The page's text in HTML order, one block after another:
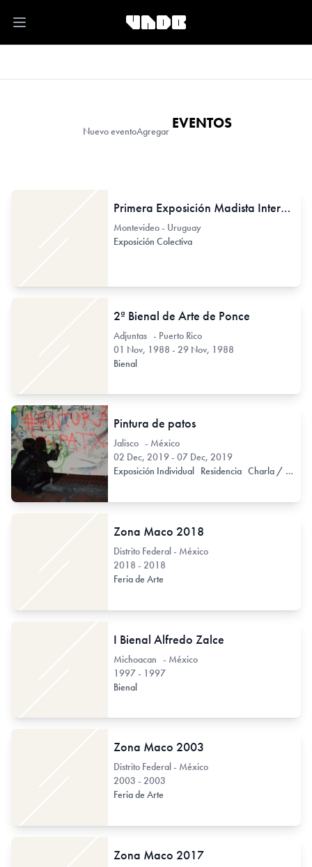
Open main menu
Nuevo eventoAgregar EVENTOS
Primera Exposición Madista Internacional
Montevideo - Uruguay
Exposición Colectiva
2ª Bienal de Arte de Ponce
Adjuntas - Puerto Rico
01 Nov, 1988 - 29 Nov, 1988
Bienal
Pintura de patos
Jalisco - México
02 Dec, 2019 - 07 Dec, 2019
Exposición Individual
Residencia Charla / Conferencia / Disertación
Zona Maco 2018
Distrito Federal - México
2018 - 2018
Feria de Arte
I Bienal Alfredo Zalce
Michoacan - México
1997 - 1997
Bienal
Zona Maco 2003
Distrito Federal - México
2003 - 2003
Feria de Arte
Zona Maco 2017